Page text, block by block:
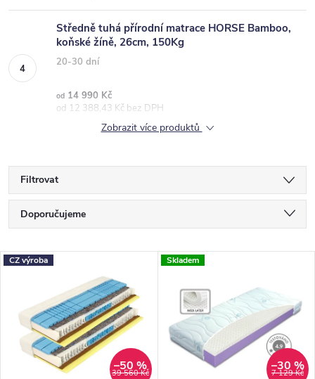
Středně tuhá přírodní matrace HORSE Bamboo,
koňské žíně, 26cm, 150Kg
20-30 dní
od 14 990 Kč
od 12 388,43 Kč bez DPH
Zobrazit více produktů
Filtrovat
a
z
n
Doporučujeme
Nejdražší
Nejprodávanější
Abecedně
V
p
CZ výroba
39 560 Kč
–50 %
Skladem
7 129 Kč
–30 %